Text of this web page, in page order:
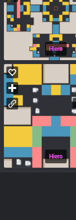
Hiero
Hiero